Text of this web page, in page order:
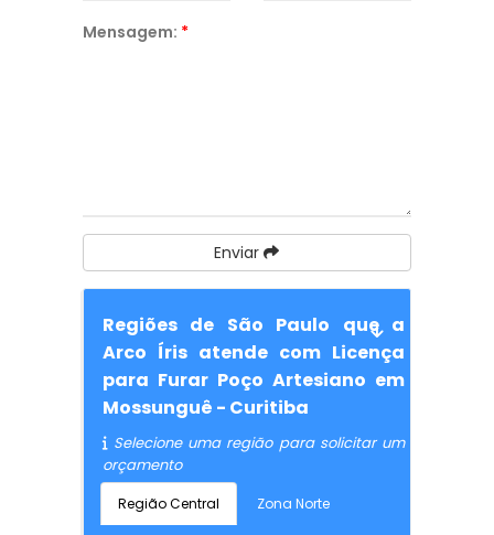
Mensagem: *
Enviar
Regiões de São Paulo que a
Arco Íris atende com Licença
para Furar Poço Artesiano em
Mossunguê - Curitiba
Selecione uma região para solicitar um
orçamento
Região Central Zona Norte